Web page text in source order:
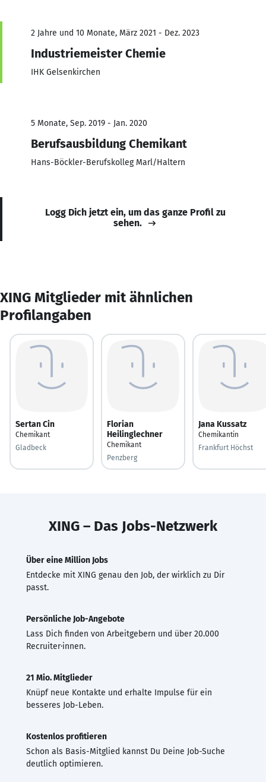
2 Jahre und 10 Monate, März 2021 - Dez. 2023
Industriemeister Chemie
IHK Gelsenkirchen
5 Monate, Sep. 2019 - Jan. 2020
Berufsausbildung Chemikant
Hans-Böckler-Berufskolleg Marl/Haltern
Logg Dich jetzt ein, um das ganze Profil zu
sehen.
XING Mitglieder mit ähnlichen
Profilangaben
Sertan Cin
Chemikant
Gladbeck
Florian
Heilinglechner
Chemikant
Penzberg
Jana Kussatz
Chemikantin
Frankfurt Höchst
XING – Das Jobs-Netzwerk
Über eine Million Jobs
Entdecke mit XING genau den Job, der wirklich zu Dir
passt.
Persönliche Job-Angebote
Lass Dich finden von Arbeitgebern und über 20.000
Recruiter·innen.
21 Mio. Mitglieder
Knüpf neue Kontakte und erhalte Impulse für ein
besseres Job-Leben.
Kostenlos profitieren
Schon als Basis-Mitglied kannst Du Deine Job-Suche
deutlich optimieren.